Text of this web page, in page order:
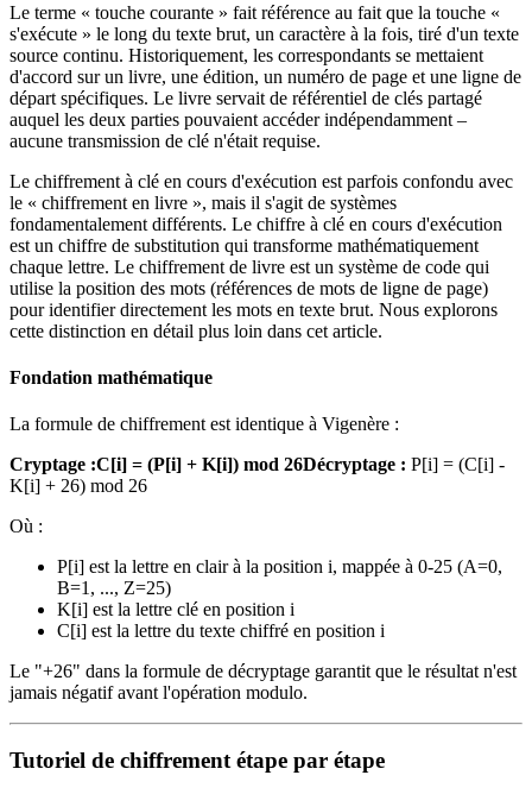
Le terme « touche courante » fait référence au fait que la touche «
s'exécute » le long du texte brut, un caractère à la fois, tiré d'un texte
source continu. Historiquement, les correspondants se mettaient
d'accord sur un livre, une édition, un numéro de page et une ligne de
départ spécifiques. Le livre servait de référentiel de clés partagé
auquel les deux parties pouvaient accéder indépendamment – ​​
aucune transmission de clé n'était requise.
Le chiffrement à clé en cours d'exécution est parfois confondu avec
le « chiffrement en livre », mais il s'agit de systèmes
fondamentalement différents. Le chiffre à clé en cours d'exécution
est un chiffre de substitution qui transforme mathématiquement
chaque lettre. Le chiffrement de livre est un système de code qui
utilise la position des mots (références de mots de ligne de page)
pour identifier directement les mots en texte brut. Nous explorons
cette distinction en détail plus loin dans cet article.
Fondation mathématique
La formule de chiffrement est identique à Vigenère :
Cryptage :C[i] = (P[i] + K[i]) mod 26Décryptage : P[i] = (C[i] -
K[i] + 26) mod 26
Où :
P[i] est la lettre en clair à la position i, mappée à 0-25 (A=0,
B=1, ..., Z=25)
K[i] est la lettre clé en position i
C[i] est la lettre du texte chiffré en position i
Le "+26" dans la formule de décryptage garantit que le résultat n'est
jamais négatif avant l'opération modulo.
Tutoriel de chiffrement étape par étape